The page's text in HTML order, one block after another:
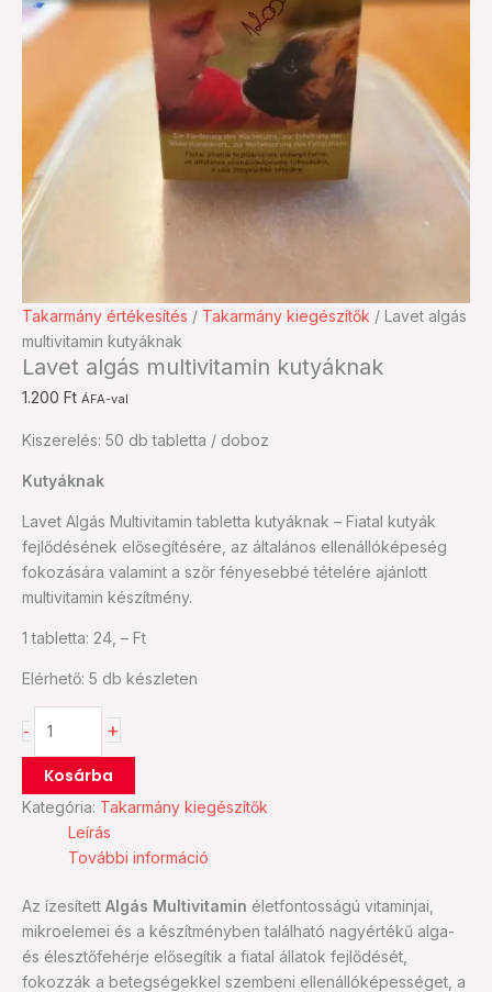
Takarmány értékesítés / Takarmány kiegészítők / Lavet algás
multivitamin kutyáknak
Lavet algás multivitamin kutyáknak
1.200 Ft ÁFA-val
Kiszerelés: 50 db tabletta / doboz
Kutyáknak
Lavet Algás Multivitamin tabletta kutyáknak – Fiatal kutyák
fejlődésének elősegítésére, az általános ellenállóképeség
fokozására valamint a szőr fényesebbé tételére ajánlott
multivitamin készítmény.
1 tabletta: 24, – Ft
Elérhető: 5 db készleten
-
Lavet
algás
multivitamin
kutyáknak
+
Kosárba
Kategória: Takarmány kiegészítők
Leírás
További információ
Az ízesített Algás Multivitamin életfontosságú vitaminjai,
mikroelemei és a készítményben található nagyértékű alga-
és élesztőfehérje elősegítik a fiatal állatok fejlődését,
fokozzák a betegségekkel szembeni ellenállóképességet, a